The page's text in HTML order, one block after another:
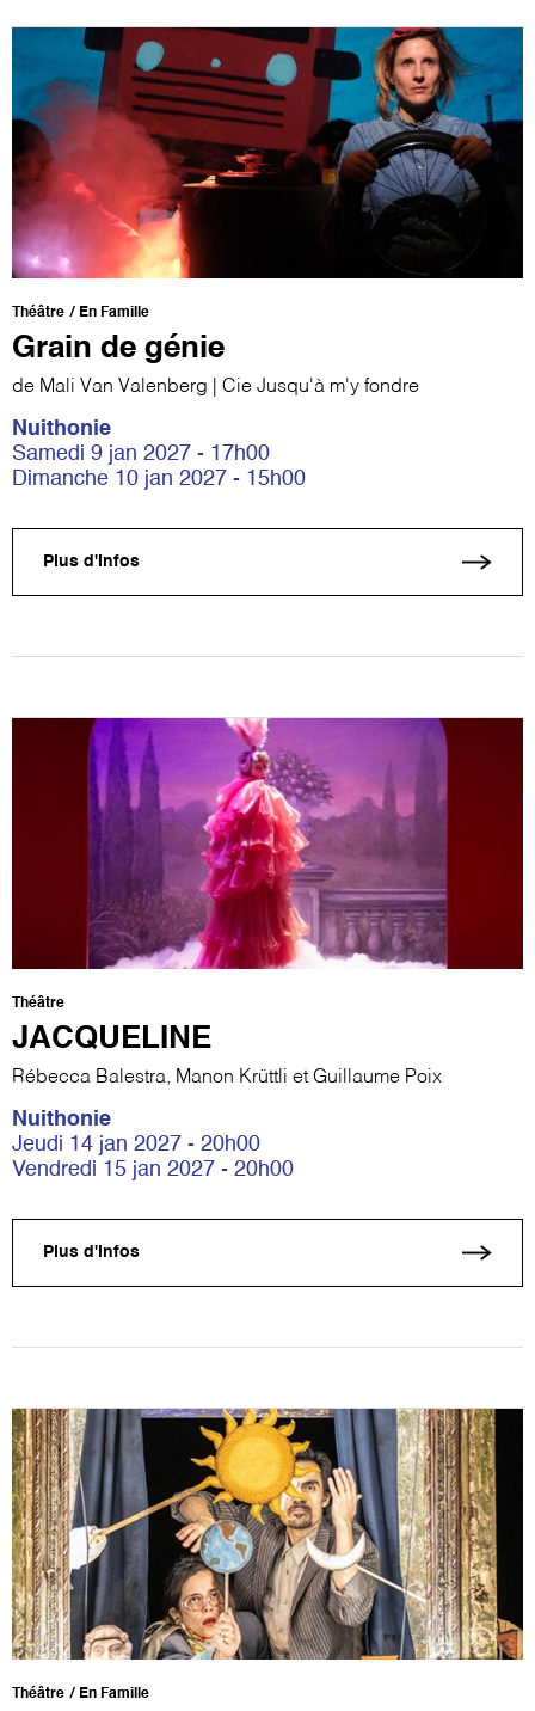
Théâtre En Famille
Grain de génie
de Mali Van Valenberg | Cie Jusqu'à m'y fondre
Nuithonie
Samedi 9 jan 2027 - 17h00
Dimanche 10 jan 2027 - 15h00
Plus d'infos
Théâtre
JACQUELINE
Rébecca Balestra, Manon Krüttli et Guillaume Poix
Nuithonie
Jeudi 14 jan 2027 - 20h00
Vendredi 15 jan 2027 - 20h00
Plus d'infos
Théâtre En Famille